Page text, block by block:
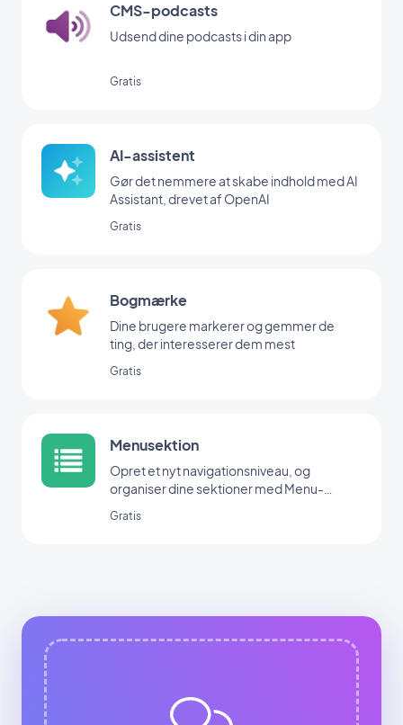
CMS-podcasts
Udsend dine podcasts i din app
Gratis
AI-assistent
Gør det nemmere at skabe indhold med AI
Assistant, drevet af OpenAI
Gratis
Bogmærke
Dine brugere markerer og gemmer de
ting, der interesserer dem mest
Gratis
Menusektion
Opret et nyt navigationsniveau, og
organiser dine sektioner med Menu-
Gratis